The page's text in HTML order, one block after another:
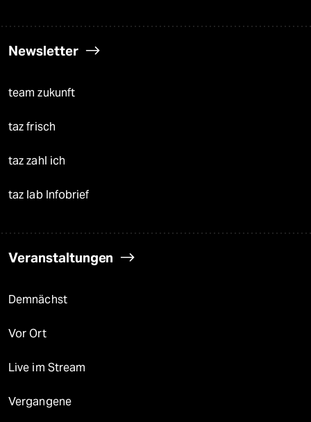
Newsletter
team zukunft
taz frisch
taz zahl ich
taz lab Infobrief
Veranstaltungen
Demnächst
Vor Ort
Live im Stream
Vergangene